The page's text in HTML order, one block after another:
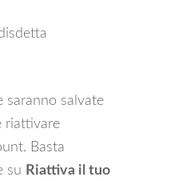
saranno salvate
riattivare
Basta
su Riattiva il tuo